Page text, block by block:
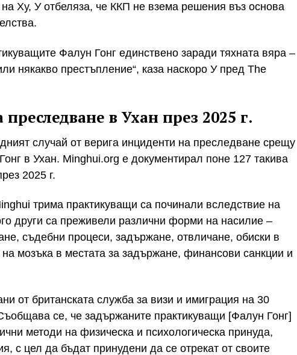
Ху, У отбеляза, че ККП не взема решения въз основа
Фалун Гонг единствено заради тяхната вяра –
някакво престъпление“, каза наскоро У пред The
в Ухан през 2025 г.
случай от верига инциденти на преследване срещу
в Ухан. Minghui.org е документирал поне 127 такива
2025 г.
трима практикуващи са починали вследствие на
други са преживели различни форми на насилие –
съдебни процеси, задържане, отвличане, обиски в
мозъка в местата за задържане, финансови санкции и
от британската служба за визи и имиграция на 30
се, че задържаните практикуващи [Фалун Гонг]
методи на физическа и психологическа принуда,
с цел да бъдат принудени да се отрекат от своите